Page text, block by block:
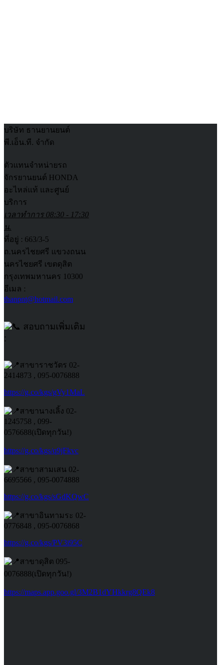
บริษัท ธานยานยนต์
พี.เอ็น.ที. จำกัด
ตัวแทนจำหน่ายรถ
จักรยานยนต์ HONDA
อะไหล่แท้ และศูนย์
บริการ
เวลาทำการ 08:30 - 17:30
น.
ที่อยู่ : 663/3-5
ถ.นครไชยศรี แขวงถนน
นครไชยศรี เขตดุสิต
กรุงเทพมหานคร 10300
อีเมล :
thanpnt@hotmail.com
สอบถามเพิ่มเติม
:
สาขาราชวัตร 02-
2414873 , 095-0076888
https://g.co/kgs/gVy1MaL
สาขานางเลิ้ง 02-
1245758 , 099-
0576688(เปิดทุกวัน!)
https://g.co/kgs/q9jFkvc
สาขาสามเสน 02-
6695566 , 095-0074888
https://g.co/kgs/sGdKQwC
สาขาอินทามระ 02-
0776848 , 095-0076868
https://g.co/kgs/PV3i95C
สาขาดุสิต 095-
0076888(เปิดทุกวัน!)
https://maps.app.goo.gl/3M2B1dYHkkrg8QEk8